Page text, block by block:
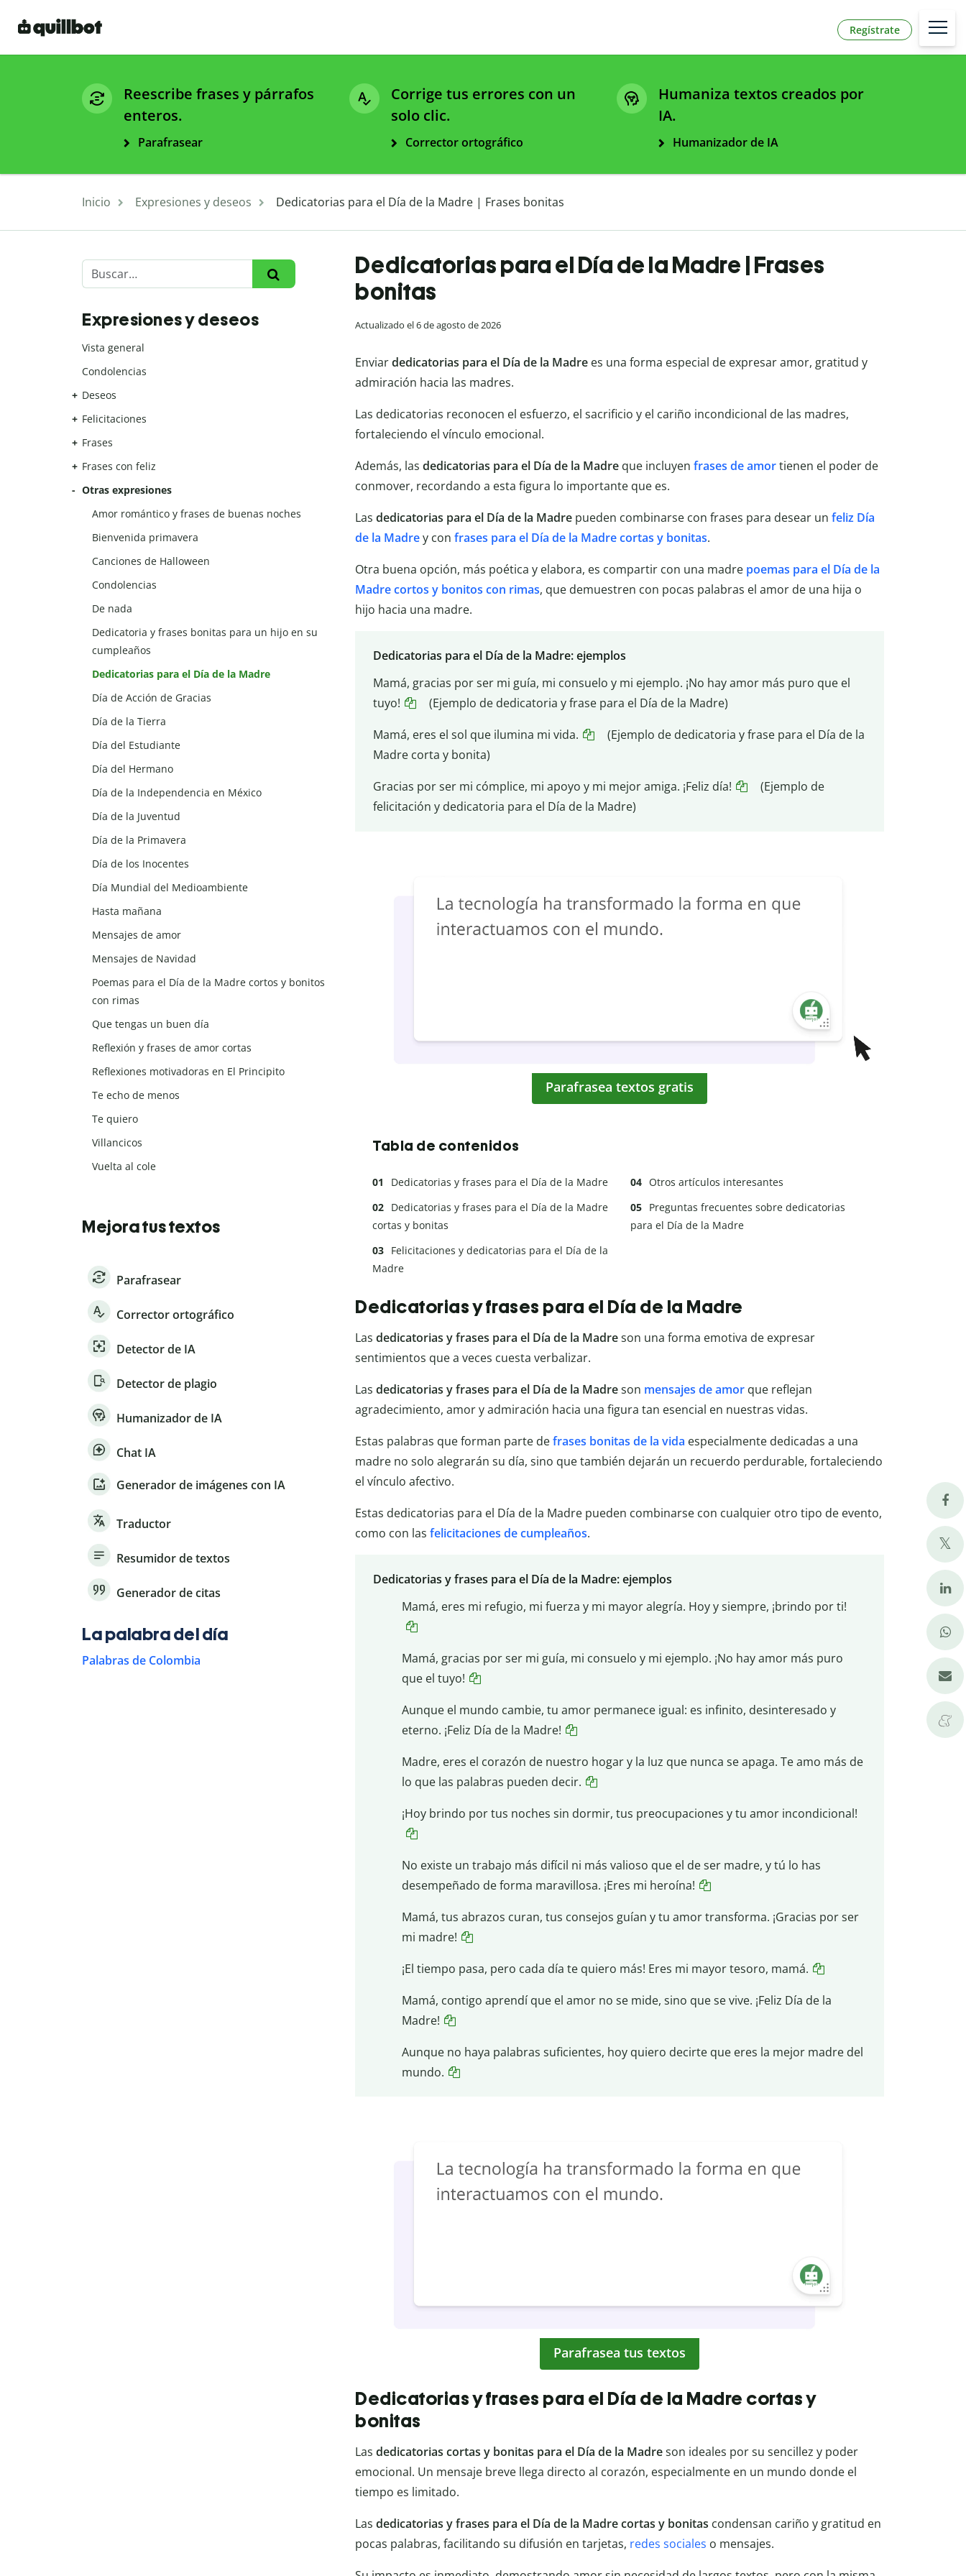
Regístrate
Reescribe frases y párrafos
enteros.
Parafrasear
Corrige tus errores con un
solo clic.
Corrector ortográfico
Humaniza textos creados por
IA.
Humanizador de IA
Inicio Expresiones y deseos Dedicatorias para el Día de la Madre | Frases bonitas
Dedicatorias para el Día de la Madre | Frases
bonitas
Actualizado el 6 de agosto de 2026
Enviardedicatorias para el Día de la Madre es una forma especial de expresar amor, gratitud y
admiración hacia las madres.
Las dedicatorias reconocen el esfuerzo, el sacrificio y el cariño incondicional de las madres,
fortaleciendo el vínculo emocional.
Además, las dedicatorias para el Día de la Madre que incluyen frases de amortienen el poder de
conmover, recordando a esta figura lo importante que es.
Las dedicatorias para el Día de la Madre pueden combinarse con frases para desear un feliz Día
de la Madrey con frases para el Día de la Madre cortas y bonitas.
Otra buena opción, más poética y elabora, es compartir con una madre poemas para el Día de la
Madre cortos y bonitos con rimas, que demuestren con pocas palabras el amor de una hija o
hijo hacia una madre.
Dedicatorias para el Día de la Madre: ejemplos
Mamá, gracias por ser mi guía, mi consuelo y mi ejemplo. ¡No hay amor más puro que el
tuyo!
(Ejemplo de dedicatoria y frase para el Día de la Madre)
Mamá, eres el sol que ilumina mi vida.
(Ejemplo de dedicatoria y frase para el Día de la
Madre corta y bonita)
Gracias por ser mi cómplice, mi apoyo y mi mejor amiga. ¡Feliz día!
(Ejemplo de
felicitación y dedicatoria para el Día de la Madre)
Parafrasea textos gratis
Tabla de contenidos
Dedicatorias y frases para el Día de la Madre
Dedicatorias y frases para el Día de la Madre
cortas y bonitas
Felicitaciones y dedicatorias para el Día de la
Madre
Otros artículos interesantes
Preguntas frecuentes sobre dedicatorias
para el Día de la Madre
Dedicatorias y frases para el Día de la Madre
Las dedicatorias y frases para el Día de la Madreson una forma emotiva de expresar
sentimientos que a veces cuesta verbalizar.
Las dedicatorias y frases para el Día de la Madreson mensajes de amor que reflejan
agradecimiento, amor y admiración hacia una figura tan esencial en nuestras vidas.
Estas palabras que forman parte defrases bonitas de la vida especialmente dedicadas a una
madre no solo alegrarán su día, sino que también dejarán un recuerdo perdurable, fortaleciendo
el vínculo afectivo.
Estas dedicatorias para el Día de la Madre pueden combinarse con cualquier otro tipo de evento,
como con las felicitaciones de cumpleaños.
Dedicatorias y frases para el Día de la Madre: ejemplos
Mamá, eres mi refugio, mi fuerza y mi mayor alegría. Hoy y siempre, ¡brindo por ti!
Mamá, gracias por ser mi guía, mi consuelo y mi ejemplo. ¡No hay amor más puro
que el tuyo!
Aunque el mundo cambie, tu amor permanece igual: es infinito, desinteresado y
eterno. ¡Feliz Día de la Madre!
Madre, eres el corazón de nuestro hogar y la luz que nunca se apaga. Te amo más de
lo que las palabras pueden decir.
¡Hoy brindo por tus noches sin dormir, tus preocupaciones y tu amor incondicional!
No existe un trabajo más difícil ni más valioso que el de ser madre, y tú lo has
desempeñado de forma maravillosa. ¡Eres mi heroína!
Mamá, tus abrazos curan, tus consejos guían y tu amor transforma. ¡Gracias por ser
mi madre!
¡El tiempo pasa, pero cada día te quiero más! Eres mi mayor tesoro, mamá.
Mamá, contigo aprendí que el amor no se mide, sino que se vive. ¡Feliz Día de la
Madre!
Aunque no haya palabras suficientes, hoy quiero decirte que eres la mejor madre del
mundo.
Parafrasea tus textos
Dedicatorias y frases para el Día de la Madre cortas y
bonitas
Las dedicatorias cortas y bonitas para el Día de la Madreson ideales por su sencillez y poder
emocional. Un mensaje breve llega directo al corazón, especialmente en un mundo donde el
tiempo es limitado.
Las dedicatorias y frases para el Día de la Madre cortas y bonitas condensan cariño y gratitud en
pocas palabras, facilitando su difusión en tarjetas, redes sociales o mensajes.
Expresiones y deseos
Vista general
Condolencias
Deseos
Felicitaciones
Frases
Frases con feliz
Otras expresiones
Amor romántico y frases de buenas noches
Bienvenida primavera
Canciones de Halloween
Condolencias
De nada
Dedicatoria y frases bonitas para un hijo en su
cumpleaños
Dedicatorias para el Día de la Madre
Día de Acción de Gracias
Día de la Tierra
Día del Estudiante
Día del Hermano
Día de la Independencia en México
Día de la Juventud
Día de la Primavera
Día de los Inocentes
Día Mundial del Medioambiente
Hasta mañana
Mensajes de amor
Mensajes de Navidad
Poemas para el Día de la Madre cortos y bonitos
con rimas
Que tengas un buen día
Reflexión y frases de amor cortas
Reflexiones motivadoras en El Principito
Te echo de menos
Te quiero
Villancicos
Vuelta al cole
Mejora tus textos
Parafrasear
Corrector ortográfico
Detector de IA
Detector de plagio
Humanizador de IA
Chat IA
Generador de imágenes con IA
Traductor
Resumidor de textos
Generador de citas
La palabra del día
Palabras de Colombia